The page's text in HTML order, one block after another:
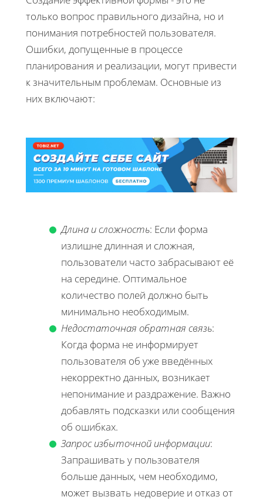
только вопрос правильного дизайна, но и
понимания потребностей пользователя.
Ошибки, допущенные в процессе
планирования и реализации, могут привести
к значительным проблемам. Основные из
них включают:
Длина и сложность: Если форма
излишне длинная и сложная,
пользователи часто забрасывают её
на середине. Оптимальное
количество полей должно быть
минимально необходимым.
Недостаточная обратная связь:
Когда форма не информирует
пользователя об уже введённых
некорректно данных, возникает
непонимание и раздражение. Важно
добавлять подсказки или сообщения
об ошибках.
Запрос избыточной информации:
Запрашивать у пользователя
больше данных, чем необходимо,
может вызвать недоверие и отказ от